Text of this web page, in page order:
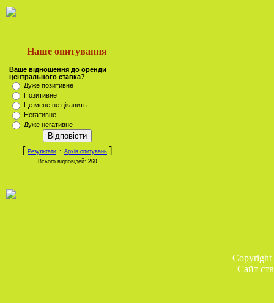
Наше опитування
Ваше відношення до оренди
центрального ставка?
Дуже позитивне
Позитивне
Це мене не цікавить
Негативне
Дуже негативне
[ Результати · Архів опитувань ]
Всього відповідей: 260
Сайт